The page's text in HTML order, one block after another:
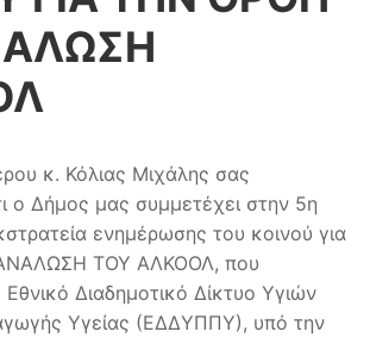
κ. Κόλιας Μιχάλης σας
ο Δήμος μας συμμετέχει στην 5η
ενημέρωσης του κοινού για
ΤΟΥ ΑΛΚΟΟΛ, που
Εθνικό Διαδημοτικό Δίκτυο Υγιών
Υγείας (ΕΔΔΥΠΠΥ), υπό την